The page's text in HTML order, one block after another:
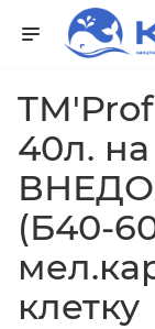
40л.
(Б40-
клетку